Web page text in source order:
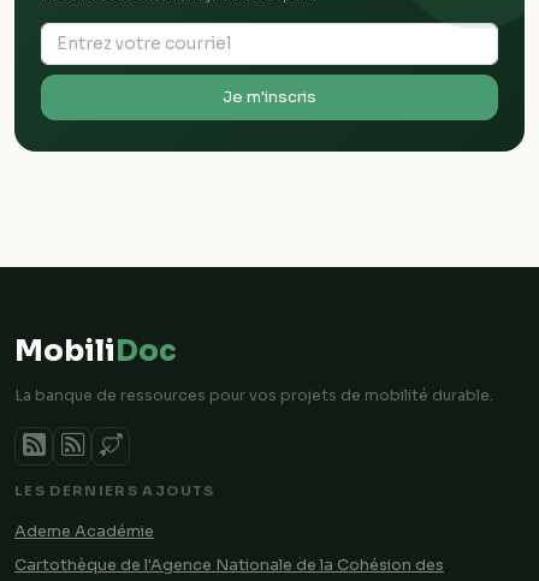
Je m'inscris
MobiliDoc
La banque de ressources pour vos projets de mobilité durable.
LES DERNIERS AJOUTS
Ademe Académie
Cartothèque de l'Agence Nationale de la Cohésion des